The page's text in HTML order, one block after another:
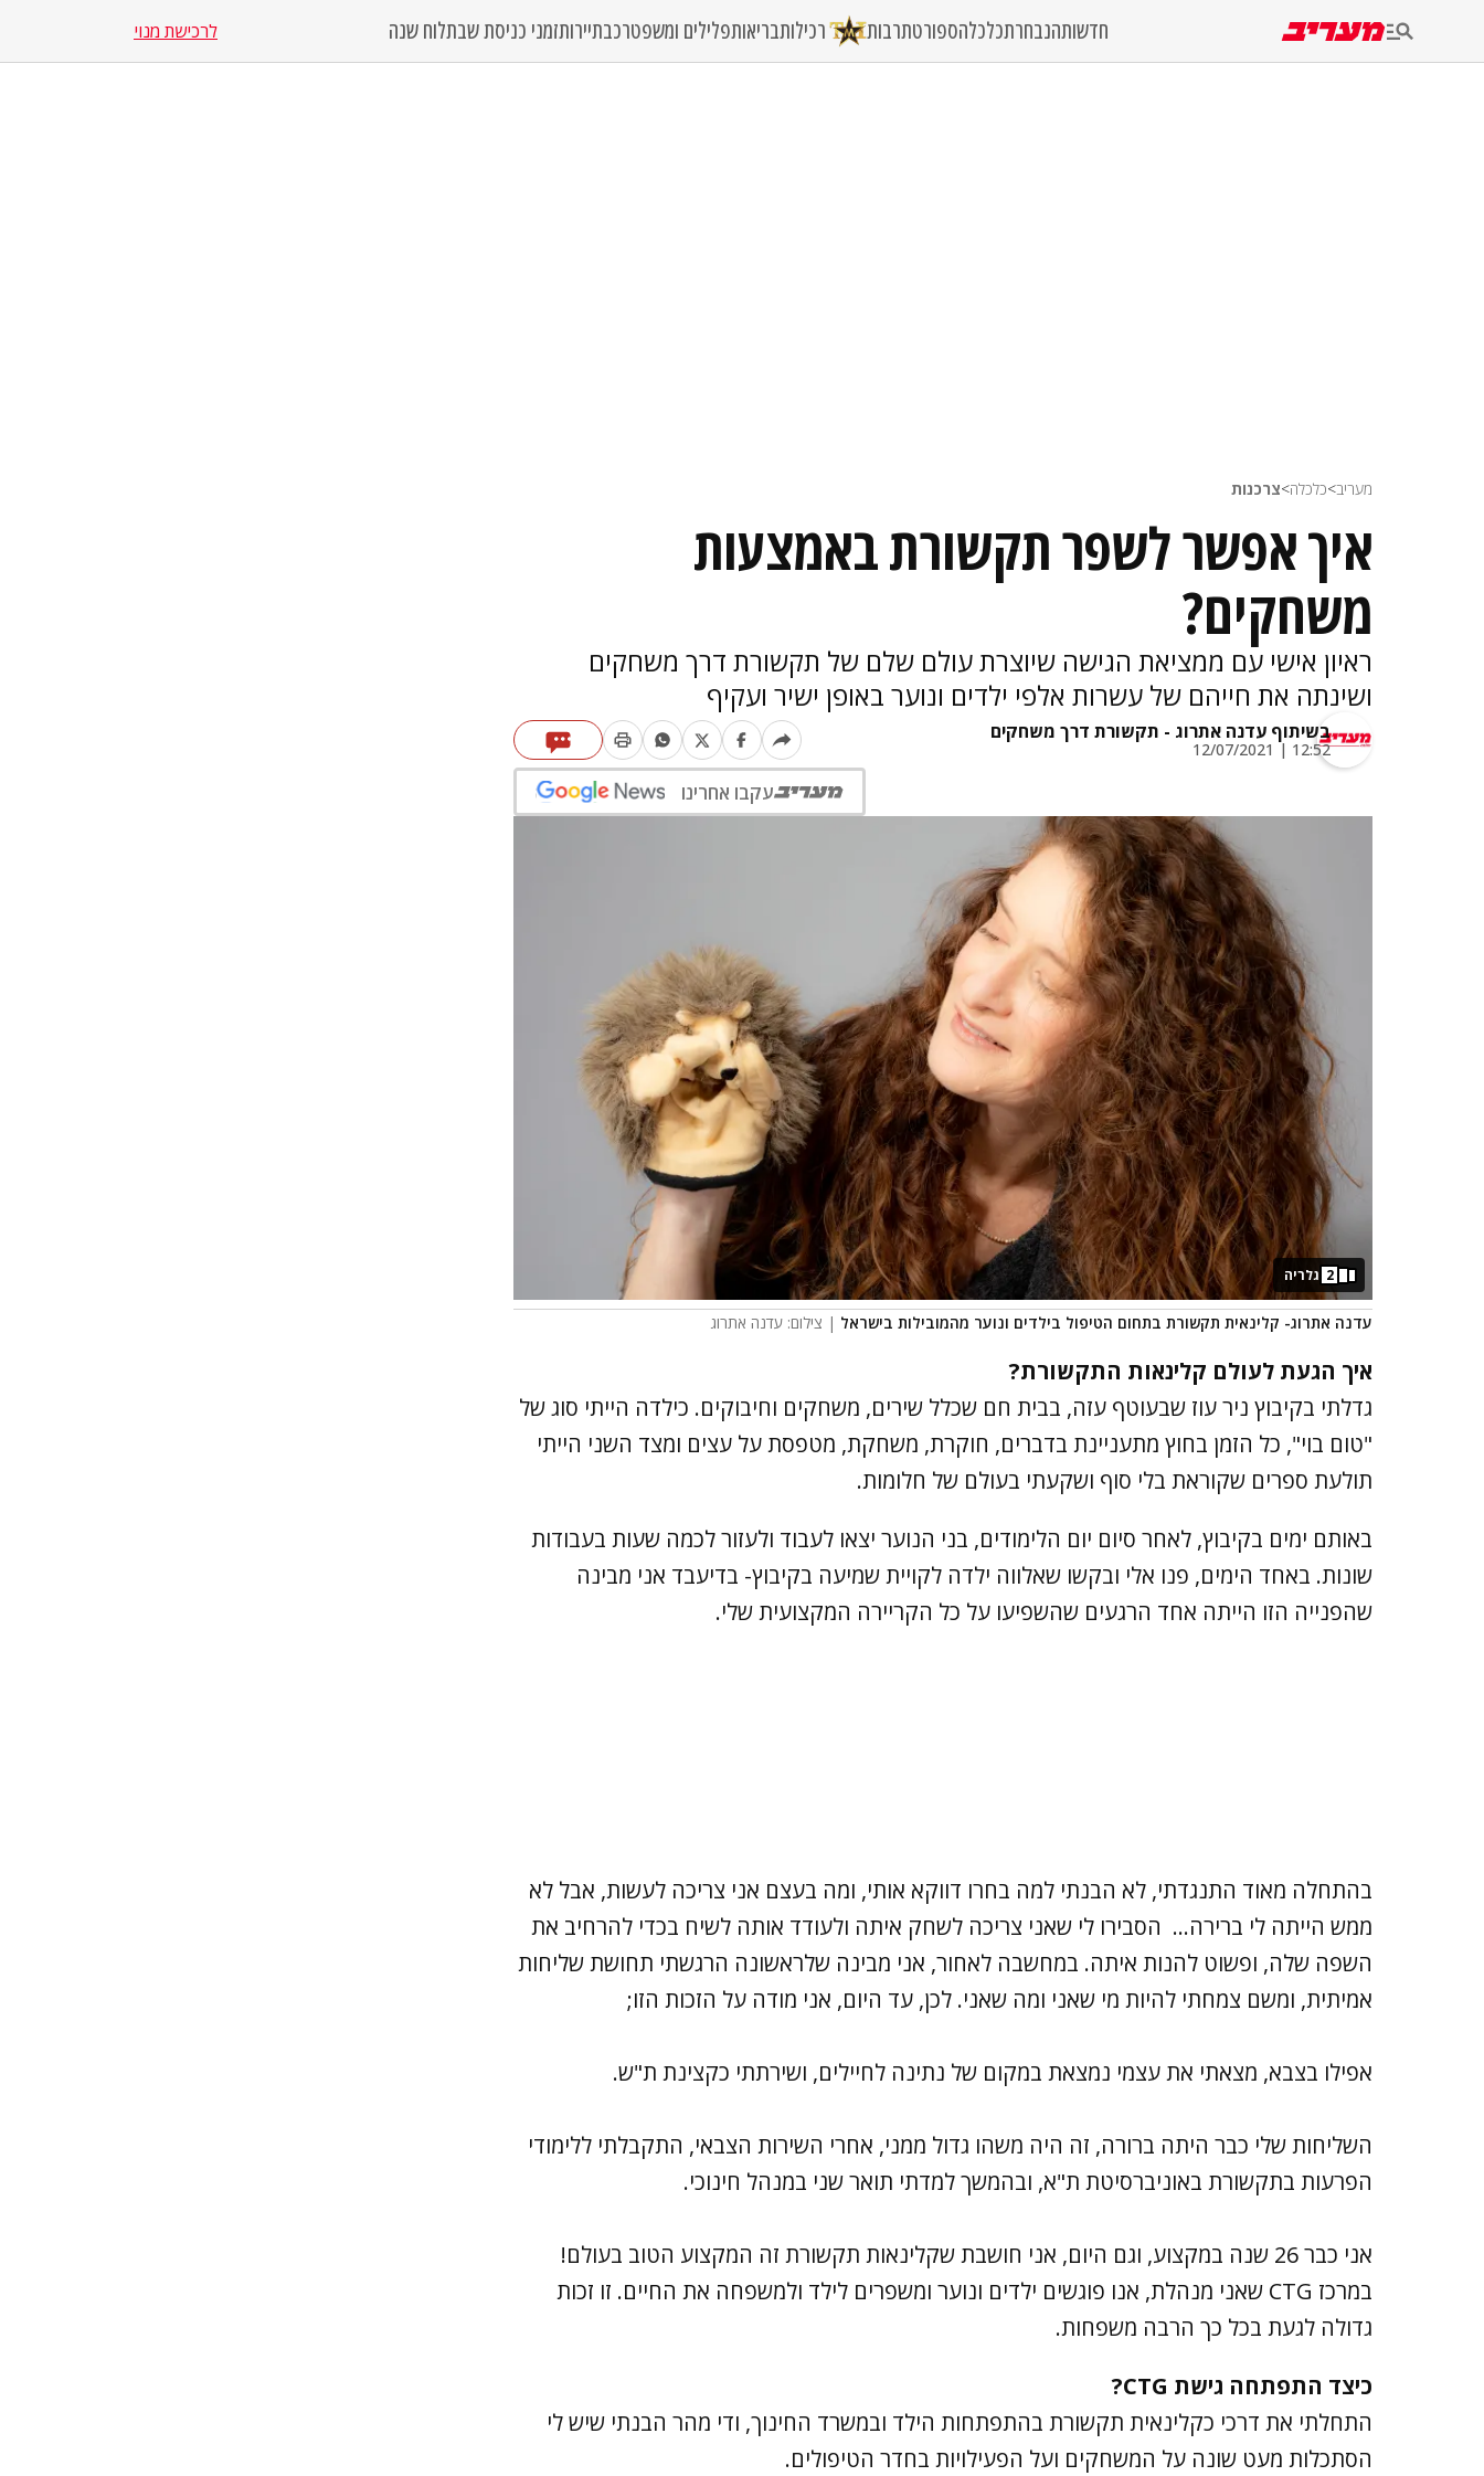
חדשותהנבחרתכלכלהספורטתרבות רכילותבריאותפלילים ומשפטרכבתיירותזמני כניסת שבתלוח שנה לרכישת מנוי
מעריב>כלכלה>צרכנות
איך אפשר לשפר תקשורת באמצעות
משחקים?
ראיון אישי עם ממציאת הגישה שיוצרת עולם שלם של תקשורת דרך משחקים
ושינתה את חייהם של עשרות אלפי ילדים ונוער באופן ישיר ועקיף
בשיתוף עדנה אתרוג - תקשורת דרך משחקים
12:52 | 12/07/2021
עקבו אחרינו
עדנה אתרוג- קלינאית תקשורת בתחום הטיפול בילדים ונוער מהמובילות בישראל | צילום: עדנה אתרוג
2 גלריה
איך הגעת לעולם קלינאות התקשורת?
גדלתי בקיבוץ ניר עוז שבעוטף עזה, בבית חם שכלל שירים, משחקים וחיבוקים. כילדה הייתי סוג של
"טום בוי", כל הזמן בחוץ מתעניינת בדברים, חוקרת, משחקת, מטפסת על עצים ומצד השני הייתי
תולעת ספרים שקוראת בלי סוף ושקעתי בעולם של חלומות.
באותם ימים בקיבוץ, לאחר סיום יום הלימודים, בני הנוער יצאו לעבוד ולעזור לכמה שעות בעבודות
שונות. באחד הימים, פנו אלי ובקשו שאלווה ילדה לקויית שמיעה בקיבוץ- בדיעבד אני מבינה
שהפנייה הזו הייתה אחד הרגעים שהשפיעו על כל הקריירה המקצועית שלי.
בהתחלה מאוד התנגדתי, לא הבנתי למה בחרו דווקא אותי, ומה בעצם אני צריכה לעשות, אבל לא
ממש הייתה לי ברירה... הסבירו לי שאני צריכה לשחק איתה ולעודד אותה לשיח בכדי להרחיב את
השפה שלה, ופשוט להנות איתה. במחשבה לאחור, אני מבינה שלראשונה הרגשתי תחושת שליחות
אמיתית, ומשם צמחתי להיות מי שאני ומה שאני. לכן, עד היום, אני מודה על הזכות הזו;
אפילו בצבא, מצאתי את עצמי נמצאת במקום של נתינה לחיילים, ושירתתי כקצינת ת"ש.
השליחות שלי כבר היתה ברורה, זה היה משהו גדול ממני, אחרי השירות הצבאי, התקבלתי ללימודי
הפרעות בתקשורת באוניברסיטת ת"א, ובהמשך למדתי תואר שני במנהל חינוכי.
אני כבר 26 שנה במקצוע, וגם היום, אני חושבת שקלינאות תקשורת זה המקצוע הטוב בעולם!
במרכז CTG שאני מנהלת, אנו פוגשים ילדים ונוער ומשפרים לילד ולמשפחה את החיים. זו זכות
גדולה לגעת בכל כך הרבה משפחות.
כיצד התפתחה גישת CTG?
התחלתי את דרכי כקלינאית תקשורת בהתפתחות הילד ובמשרד החינוך, ודי מהר הבנתי שיש לי
הסתכלות מעט שונה על המשחקים ועל הפעילויות בחדר הטיפולים.